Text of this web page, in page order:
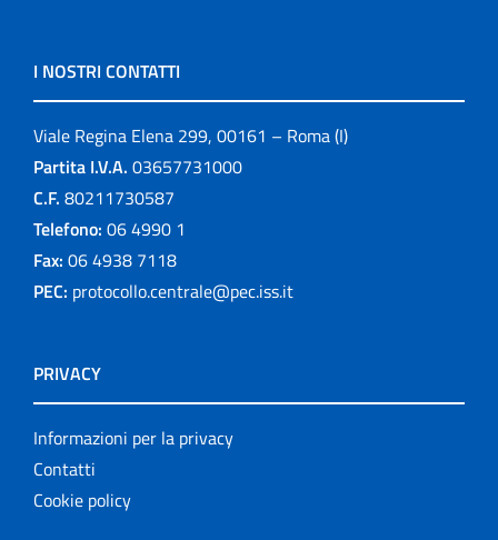
I NOSTRI CONTATTI
Viale Regina Elena 299, 00161 – Roma (I)
Partita I.V.A. 03657731000
C.F. 80211730587
Telefono: 06 4990 1
Fax: 06 4938 7118
PEC: protocollo.centrale@pec.iss.it
PRIVACY
Informazioni per la privacy
Contatti
Cookie policy